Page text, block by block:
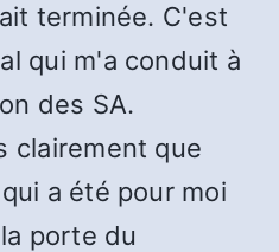
terminée. C'est
qui m'a conduit à
des SA.
clairement que
a été pour moi
porte du